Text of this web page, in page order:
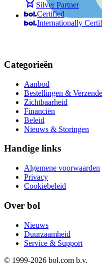
Silver Partner
Certified
Internationally
Categorieën
Aanbod
Bestellingen &
Zichtbaarheid
Financiën
Beleid
Nieuws & Storingen
Handige links
Algemene voorwaarden
Privacy
Cookiebeleid
Over bol
Nieuws
Duurzaamheid
Service & Support
© 1999-2026 bol.com b.v.